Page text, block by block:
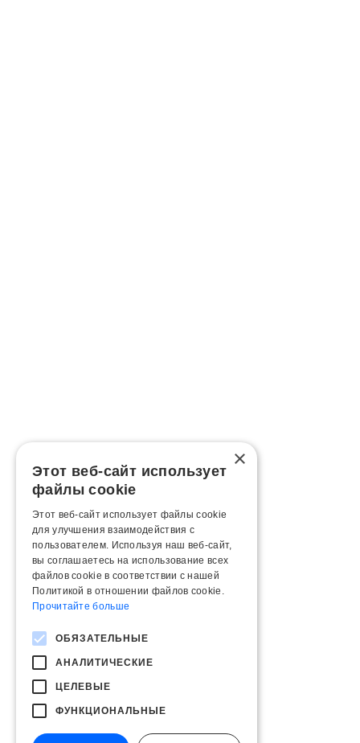
×
Этот веб-сайт использует
файлы cookie
Этот веб-сайт использует файлы cookie
для улучшения взаимодействия с
пользователем. Используя наш веб-сайт,
вы соглашаетесь на использование всех
файлов cookie в соответствии с нашей
Политикой в ​​отношении файлов cookie.
Прочитайте больше
ОБЯЗАТЕЛЬНЫЕ
АНАЛИТИЧЕСКИЕ
ЦЕЛЕВЫЕ
ФУНКЦИОНАЛЬНЫЕ